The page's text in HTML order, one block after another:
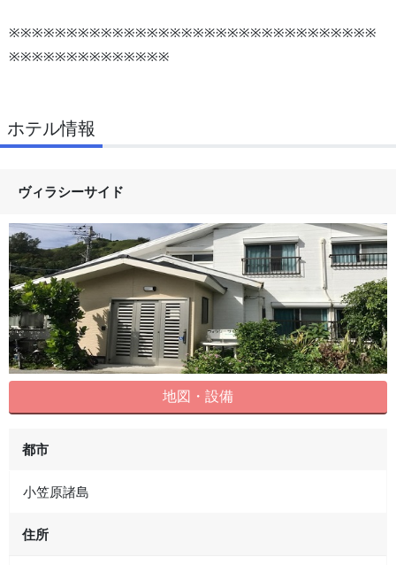
※※※※※※※※※※※※※※※※※※※※※※※※※※※※※※※※
※※※※※※※※※※※※※※
ホテル情報
ヴィラシーサイド
地図・設備
都市
小笠原諸島
住所